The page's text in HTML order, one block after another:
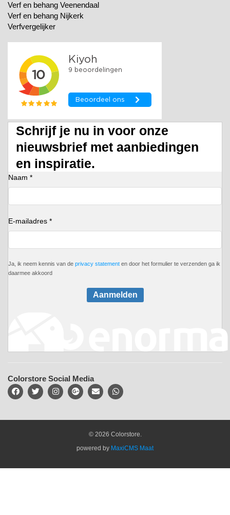
Verf en behang Veenendaal
Verf en behang Nijkerk
Verfvergelijker
Schrijf je nu in voor onze
nieuwsbrief met aanbiedingen
en inspiratie.
Naam *
E-mailadres *
Ja, ik neem kennis van de privacy statement en door het formulier te verzenden ga ik
daarmee akkoord
Aanmelden
Colorstore Social Media
© 2026 Colorstore.
powered by MaxiCMS Maat